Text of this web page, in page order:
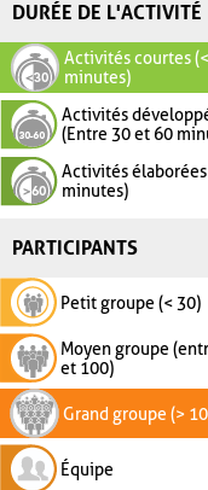
DURÉE DE L'ACTIVITÉ
Activités courtes
minutes)
Activités
(Entre 30 et 60
Activités élaborées
minutes)
PARTICIPANTS
Petit groupe (< 30)
Moyen groupe
et 100)
Grand groupe (>
Équipe